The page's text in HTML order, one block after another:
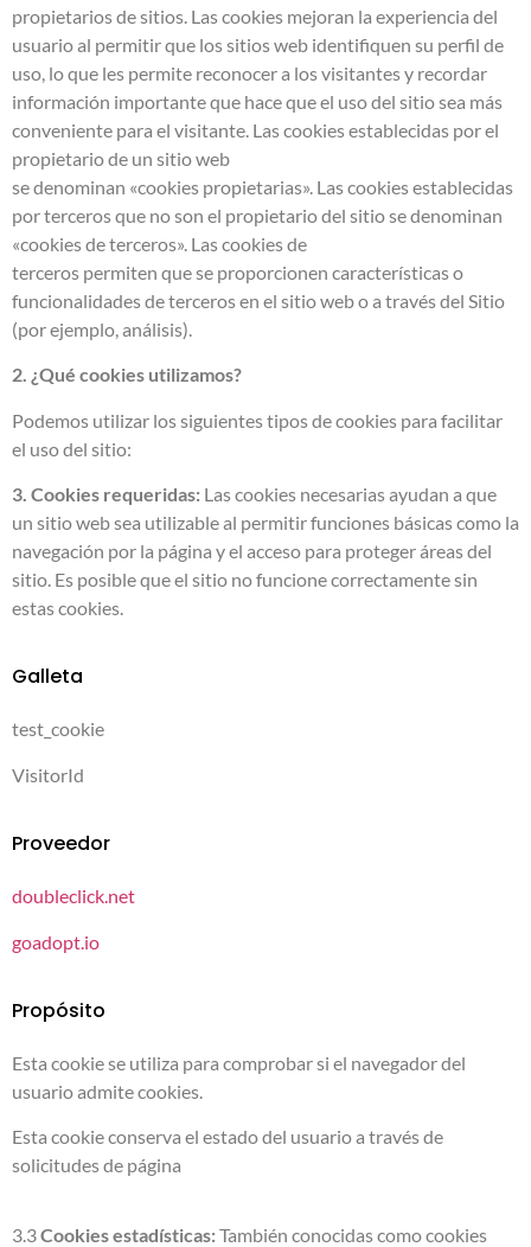
propietarios de sitios. Las cookies mejoran la experiencia del
usuario al permitir que los sitios web identifiquen su perfil de
uso, lo que les permite reconocer a los visitantes y recordar
información importante que hace que el uso del sitio sea más
conveniente para el visitante. Las cookies establecidas por el
propietario de un sitio web
se denominan «cookies propietarias». Las cookies establecidas
por terceros que no son el propietario del sitio se denominan
«cookies de terceros». Las cookies de
terceros permiten que se proporcionen características o
funcionalidades de terceros en el sitio web o a través del Sitio
(por ejemplo, análisis).
2. ¿Qué cookies utilizamos?
Podemos utilizar los siguientes tipos de cookies para facilitar
el uso del sitio:
3. Cookies requeridas: Las cookies necesarias ayudan a que
un sitio web sea utilizable al permitir funciones básicas como la
navegación por la página y el acceso para proteger áreas del
sitio. Es posible que el sitio no funcione correctamente sin
estas cookies.
Galleta
test_cookie
VisitorId
Proveedor
doubleclick.net
goadopt.io
Propósito
Esta cookie se utiliza para comprobar si el navegador del
usuario admite cookies.
Esta cookie conserva el estado del usuario a través de
solicitudes de página
3.3Cookies estadísticas:También conocidas como cookies